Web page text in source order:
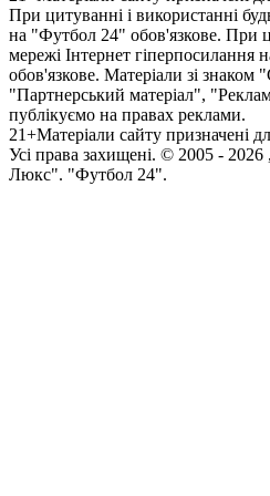
При цитуванні і використанні
на "Футбол 24" обов'язкове. При
мережі Інтернет гіперпосилання
обов'язкове. Матеріали зі знаком
"Партнерський матеріал",
публікуємо на правах реклами.
21+Матеріали сайту призначені
Усi права захищенi. © 2005 - 2026
Люкс". "Футбол 24".